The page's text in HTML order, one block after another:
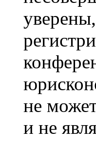
не
и не